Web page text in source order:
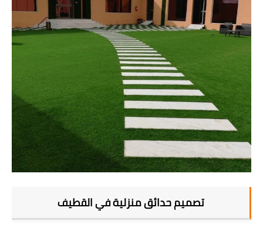
تصميم حدائق منزلية في القطيف